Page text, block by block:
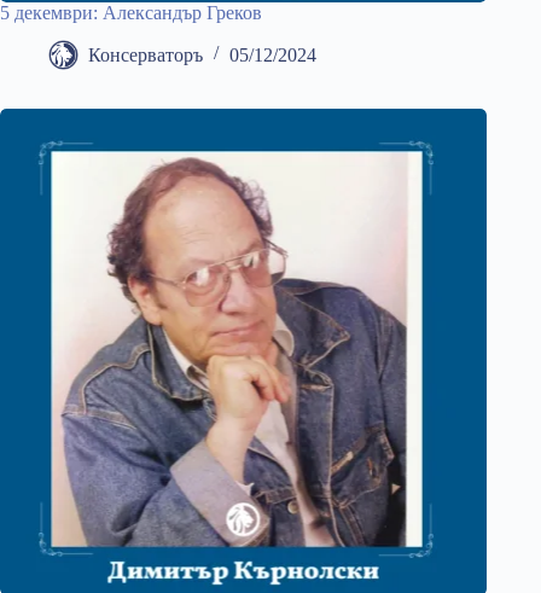
5 декември: Александър Греков
Консерваторъ 05/12/2024